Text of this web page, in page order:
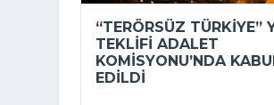
“TERÖRSÜZ TÜRKIYE”
TEKLIFI ADALET
KOMISYONU’NDA
EDILDI